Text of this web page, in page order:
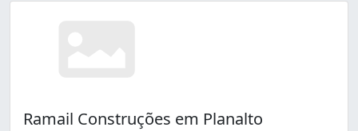
Ramail Construções em Planalto